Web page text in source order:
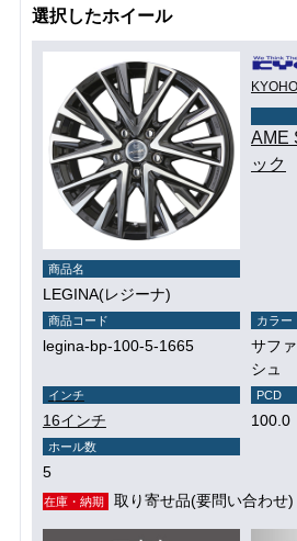
選択したホイール
AME
ック
商品名
LEGINA(レジーナ)
商品コード
legina-bp-100-5-1665
カラー
サフ
シュ
インチ
16インチ
PCD
100.0
ホール数
5
在庫・納期 取り寄せ品(要問い合わせ)